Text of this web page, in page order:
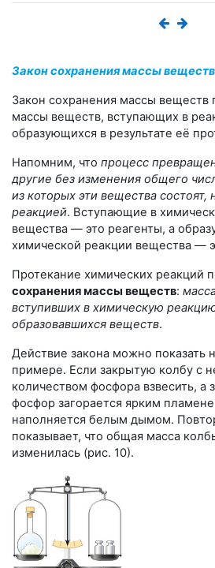
Закон сохранения массы веществ
Закон сохранения массы веществ
массы веществ, вступающих в
образующихся в результате её
Напомним, что процесс
другие без изменения общего
из которых эти вещества
реакцией. Вступающие в
вещества — это реагенты, а
химической реакции вещества —
Протекание химических реакций
сохранения массы веществ:
вступивших в химическую
образовавшихся веществ.
Действие закона можно показать
примере. Если закрытую колбу с
количеством фосфора взвесить, а
фосфор загорается ярким
наполняется белым дымом.
показывает, что общая масса
изменилась (рис. 10).